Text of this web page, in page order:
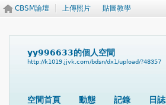
CBSM論壇 上傳照片 貼圖教學
yy996633的個人空間
http://k1019.jjvk.com/bdsn/dx1/upload/?48357
空間首頁 動態 記錄 日誌